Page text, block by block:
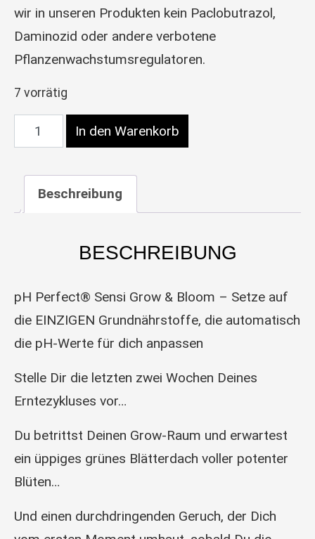
wir in unseren Produkten kein Paclobutrazol,
Daminozid oder andere verbotene
Pflanzenwachstumsregulatoren.
7 vorrätig
Advanced Nutrients pH Perfect Sensi Bloom Part
In den Warenkorb
Beschreibung
BESCHREIBUNG
pH Perfect® Sensi Grow & Bloom – Setze auf
die EINZIGEN Grundnährstoffe, die automatisch
die pH-Werte für dich anpassen
Stelle Dir die letzten zwei Wochen Deines
Erntezykluses vor…
Du betrittst Deinen Grow-Raum und erwartest
ein üppiges grünes Blätterdach voller potenter
Blüten…
Und einen durchdringenden Geruch, der Dich